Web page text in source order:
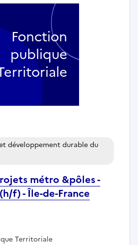
métro &pôles -
f) - Île-de-France
développement durable du
:Territoriale
Fonction
publique